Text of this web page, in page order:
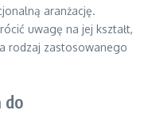
aranżację.
uwagę na jej kształt,
rodzaj zastosowanego
do